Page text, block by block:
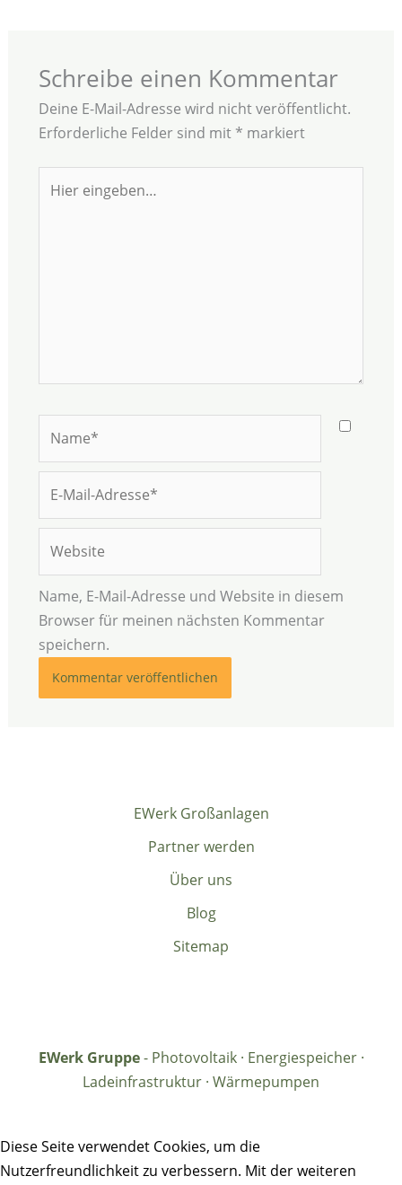
Schreibe einen Kommentar
Deine E-Mail-Adresse wird nicht veröffentlicht.
Erforderliche Felder sind mit * markiert
eingeben…
Mail-
Adresse*
Name, E-Mail-Adresse und Website in diesem
Browser für meinen nächsten Kommentar
speichern.
EWerk Großanlagen
Partner werden
Über uns
Blog
Sitemap
EWerk Gruppe- Photovoltaik · Energiespeicher ·
Ladeinfrastruktur · Wärmepumpen
Diese Seite verwendet Cookies, um die
Nutzerfreundlichkeit zu verbessern. Mit der weiteren